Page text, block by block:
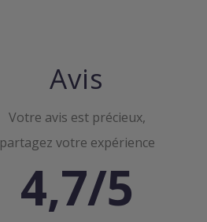
Avis
Votre avis est précieux,
partagez votre expérience
4,7/5